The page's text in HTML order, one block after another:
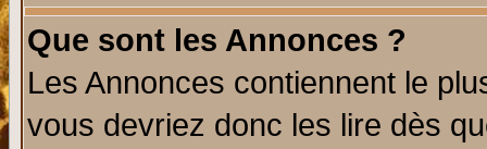
Que sont les Annonces ?
Les Annonces contiennent le
vous devriez donc les lire dès